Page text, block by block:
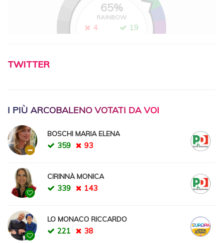
65%
RAINBOW
4 19
TWITTER
I PIÙ ARCOBALENO VOTATI DA VOI
BOSCHI MARIA ELENA
359 93
CIRINNÀ MONICA
339 143
LO MONACO RICCARDO
221 38